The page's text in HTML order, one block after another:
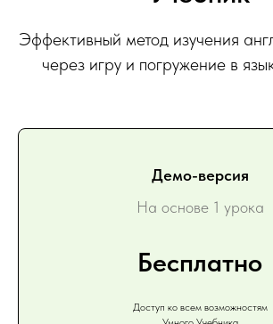
Эффективный метод изучения
через игру и погружение в
Демо-версия
На основе 1 урока
Бесплатно
Доступ ко всем возможностям